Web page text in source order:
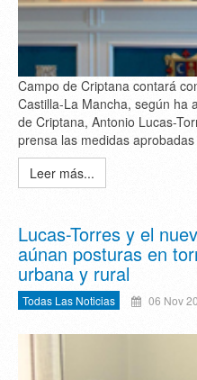
Campo de Criptana contará
Castilla-La Mancha, según ha
de Criptana, Antonio Lucas-
prensa las medidas
Leer más...
Lucas-Torres y el
aúnan posturas en
urbana y rural
Todas Las Noticias 06 Nov